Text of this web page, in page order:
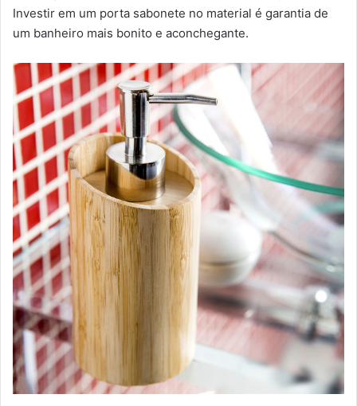
Investir em um porta sabonete no material é garantia de
um banheiro mais bonito e aconchegante.